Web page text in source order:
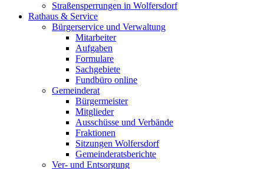
Straßensperrungen in Wolfersdorf
Rathaus & Service
Bürgerservice und Verwaltung
Mitarbeiter
Aufgaben
Formulare
Sachgebiete
Fundbüro online
Gemeinderat
Bürgermeister
Mitglieder
Ausschüsse und Verbände
Fraktionen
Sitzungen Wolfersdorf
Gemeinderatsberichte
Ver- und Entsorgung